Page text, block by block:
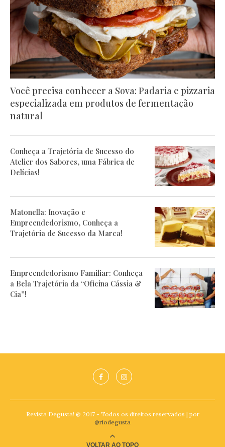
Você precisa conhecer a Sova: Padaria e pizzaria
especializada em produtos de fermentação
natural
Conheça a Trajetória de Sucesso do
Atelier dos Sabores, uma Fábrica de
Delícias!
Matonella: Inovação e
Empreendedorismo, Conheça a
Trajetória de Sucesso da Marca!
Empreendedorismo Familiar: Conheça
a Bela Trajetória da “Oficina Cássia &
Cia”!
Revista Degusta! @ 2017 - Todos os direitos reservados | por
@riodegusta
VOLTAR AO TOPO